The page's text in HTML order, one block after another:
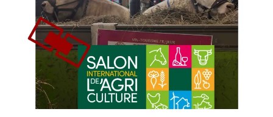
OENOTOURISME,
PARTENAIRES
TOURISME ,
PRODUCTEURS
TERROIR,
SALONS
INTERNATIONAUX
TASTING
VOUCHER,
CORSICA,
CÔTES-
PROVENCE
DOMAINE
VITICOLE,
ADHÉRENT,